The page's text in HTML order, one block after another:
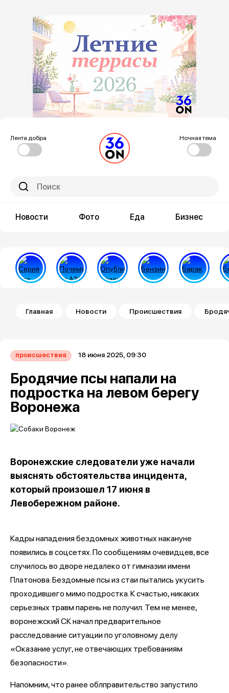
Лента добра Ночная тема
Новости Фото Еда Бизнес
Строка навигации
Главная Новости Происшествия
происшествия 18 июня 2025, 09:30
Бродячие псы напали на
подростка на левом берегу
Воронежа
Воронежские следователи уже начали
выяснять обстоятельства инцидента,
который произошел 17 июня в
Левобережном районе.
Кадры нападения бездомных животных накануне
появились в соцсетях. По сообщениям очевидцев, все
случилось во дворе недалеко от гимназии имени
Платонова. Бездомные псы из стаи пытались укусить
проходившего мимо подростка. К счастью, никаких
серьезных травм парень не получил. Тем не менее,
воронежский СК начал предварительное
расследование ситуации по уголовному делу
«Оказание услуг, не отвечающих требованиям
безопасности».
Напомним, что ранее облправительство запустило